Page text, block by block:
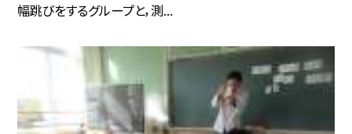
幅跳びをするグループと，測...